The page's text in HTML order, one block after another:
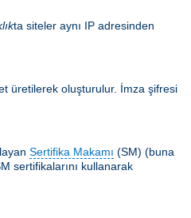
ta siteler aynı IP adresinden
üretilerek oluşturulur. İmza şifresi
Sertifika Makamı (SM) (buna
sertifikalarını kullanarak